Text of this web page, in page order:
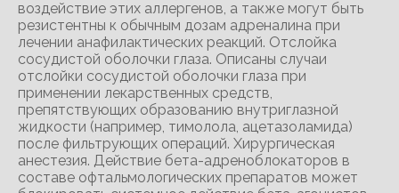
воздействие этих аллергенов, а также могут быть
резистентны к обычным дозам адреналина при
лечении анафилактических реакций. Отслойка
сосудистой оболочки глаза. Описаны случаи
отслойки сосудистой оболочки глаза при
применении лекарственных средств,
препятствующих образованию внутриглазной
жидкости (например, тимолола, ацетазоламида)
после фильтрующих операций. Хирургическая
анестезия. Действие бета-адреноблокаторов в
составе офтальмологических препаратов может